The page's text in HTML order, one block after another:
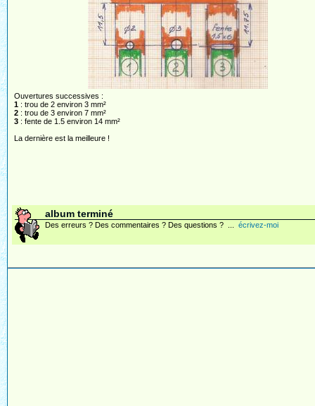
Ouvertures successives :
1 : trou de 2 environ 3 mm²
2 : trou de 3 environ 7 mm²
3 : fente de 1.5 environ 14 mm²
La dernière est la meilleure !
album terminé
Des erreurs ? Des commentaires ? Des questions ? ... écrivez-moi